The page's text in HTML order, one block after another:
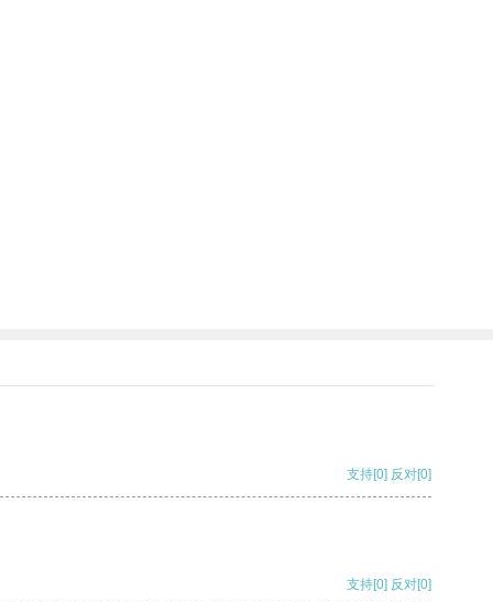
支持[0] 反对[0]
支持[0] 反对[0]